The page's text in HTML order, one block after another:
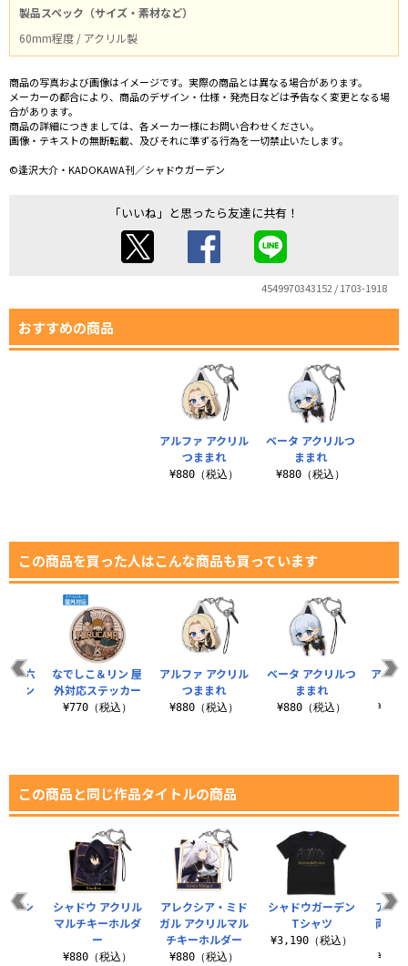
製品スペック（サイズ・素材など）
60mm程度 / アクリル製
商品の写真および画像はイメージです。実際の商品とは異なる場合があります。
メーカーの都合により、商品のデザイン・仕様・発売日などは予告なく変更となる場
合があります。
商品の詳細につきましては、各メーカー様にお問い合わせください。
画像・テキストの無断転載、及びそれに準ずる行為を一切禁止いたします。
©逢沢大介・KADOKAWA刊／シャドウガーデン
「いいね」と思ったら友達に共有！
4549970343152 / 1703-1918
おすすめの商品
アルファ アクリル
つままれ
¥880（税込）
ベータ アクリルつ
ままれ
¥880（税込）
この商品を買った人はこんな商品も買っています
アルファ アクリル
つままれ
¥880（税込）
ベータ アクリルつ
ままれ
¥880（税込）
アイ・
多六
タン
なでしこ＆リン 屋
外対応ステッカー
¥770（税込）
この商品と同じ作品タイトルの商品
アレクシア・ミド
ガル アクリルマル
チキーホルダー
¥880（税込）
シャドウガーデン
Tシャツ
¥3,190（税込）
アル
両面
Tシ
シャドウ アクリル
マルチキーホルダ
ー
¥880（税込）